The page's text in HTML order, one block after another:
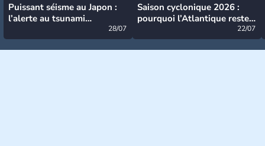
Puissant séisme au Japon :
l’alerte au tsunami
28/07
Saison cyclonique 2026 :
pourquoi l’Atlantique reste
22/07